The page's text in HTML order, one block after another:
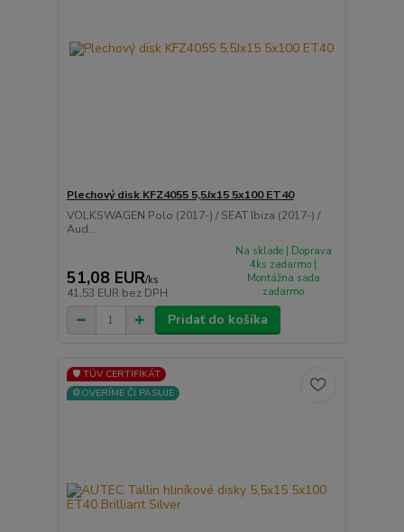
Plechový disk KFZ4055 5,5Jx15 5x100 ET40
VOLKSWAGEN Polo (2017-) / SEAT Ibiza (2017-) /
Aud...
51,08 EUR/ks
41,53 EUR bez DPH
Na sklade | Doprava
4ks zadarmo |
Montážna sada
zadarmo
Pridať do košíka
🛡️ TÜV CERTIFIKÁT
⚙️OVERÍME ČI PASUJE